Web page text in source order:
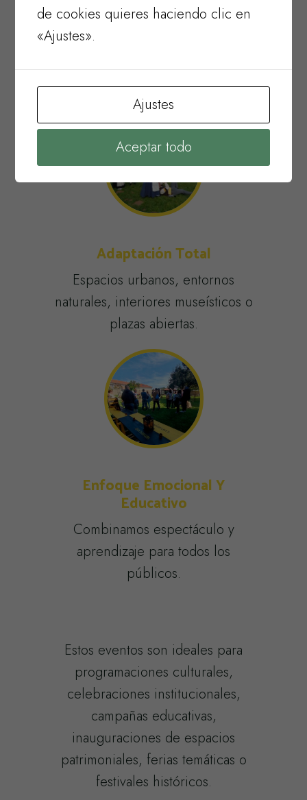
Talleres, charlas, demostraciones
en vivo y actividades
Adaptación Total
Espacios urbanos, entornos
naturales, interiores museísticos o
plazas abiertas.
Enfoque Emocional Y
Educativo
Combinamos espectáculo y
aprendizaje para todos los
públicos.
Estos eventos son ideales para
programaciones culturales,
celebraciones institucionales,
campañas educativas,
inauguraciones de espacios
patrimoniales, ferias temáticas o
festivales históricos.
de cookies quieres haciendo clic en
«Ajustes».
Ajustes
Aceptar todo